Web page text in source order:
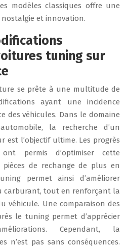
modèles classiques offre une
et innovation.
tuning sur
se prête à une multitude de
ayant une incidence
des véhicules. Dans le domaine
la recherche d’un
est l’objectif ultime. Les progrès
permis d’optimiser cette
pièces de rechange de plus en
permet ainsi d’améliorer
carburant, tout en renforçant la
véhicule. Une comparaison des
le tuning permet d’apprécier
Cependant, la
n’est pas sans conséquences.